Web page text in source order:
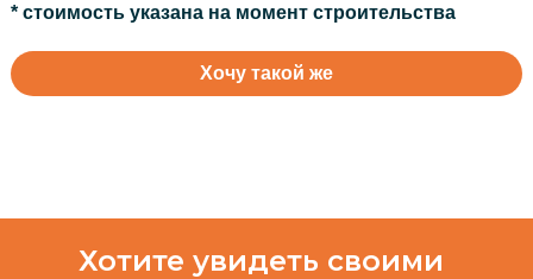
* стоимость указана на момент строительства
Хочу такой же
Хотите увидеть своими